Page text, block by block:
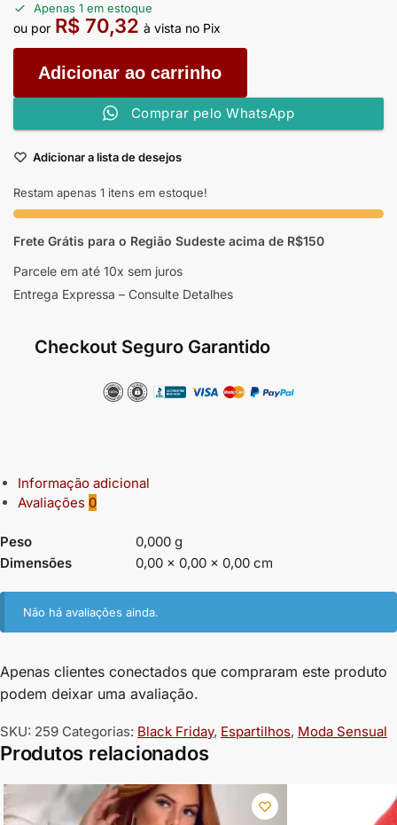
Apenas 1 em estoque
ou por R$ 70,32 à vista no Pix
Adicionar ao carrinho
Comprar pelo WhatsApp
Adicionar a lista de desejos
Restam apenas 1 itens em estoque!
Frete Grátis para o Região Sudeste acima de R$150
Parcele em até 10x sem juros
Entrega Expressa – Consulte Detalhes
Checkout Seguro Garantido
Informação adicional
Avaliações 0
Peso
0,000 g
Dimensões
0,00 × 0,00 × 0,00 cm
Não há avaliações ainda.
Apenas clientes conectados que compraram este produto
podem deixar uma avaliação.
SKU: 259 Categorias: Black Friday, Espartilhos, Moda Sensual
Produtos relacionados